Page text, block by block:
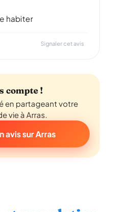
habiter
Signaler cet avis
compte !
en partageant votre
vie à Arras.
avis sur Arras